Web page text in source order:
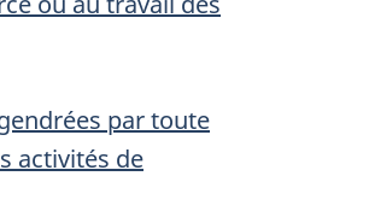
par toute
activités de